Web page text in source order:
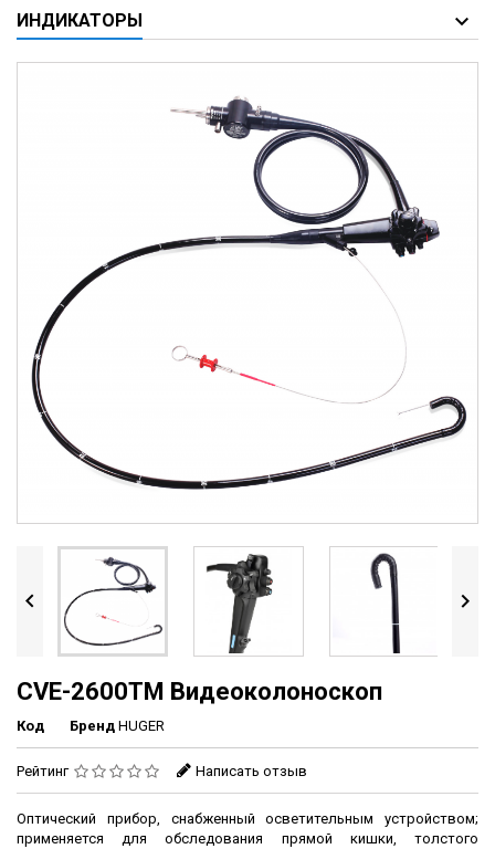
ИНДИКАТОРЫ
 
CVE-2600TM Видеоколоноскоп
Код Бренд HUGER
Рейтинг Написать отзыв
Оптический прибор, снабженный осветительным устройством;
применяется для обследования прямой кишки, толстого